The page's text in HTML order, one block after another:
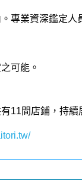
。 專業資深鑑定人
可能。
11間店鋪，持續